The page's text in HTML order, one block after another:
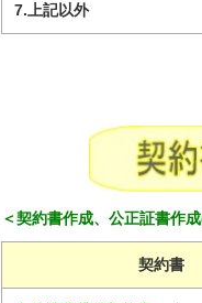
7.上記以外
＜契約書作成、公正証書作
契約書